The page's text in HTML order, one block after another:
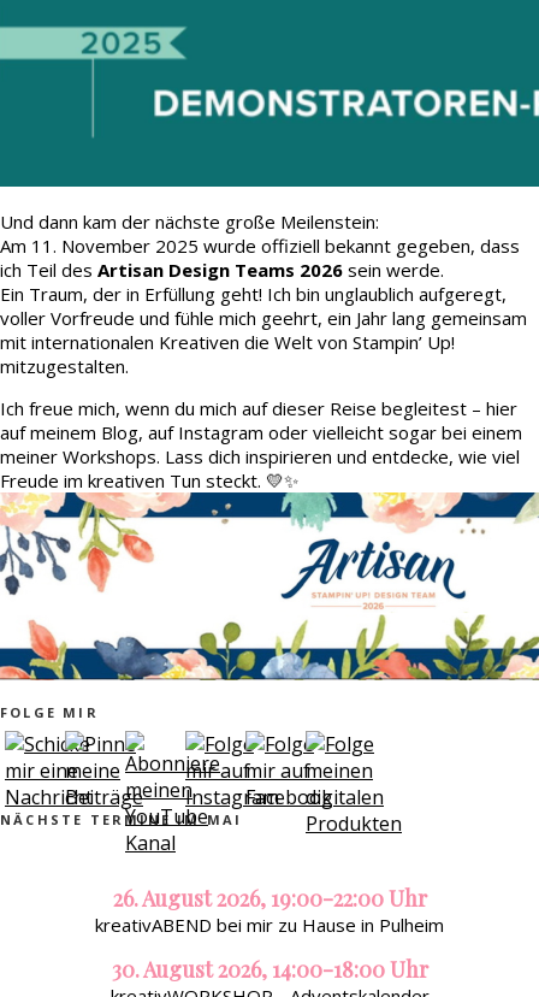
Und dann kam der nächste große Meilenstein:
Am 11. November 2025 wurde offiziell bekannt gegeben, dass
ich Teil des Artisan Design Teams 2026 sein werde.
Ein Traum, der in Erfüllung geht! Ich bin unglaublich aufgeregt,
voller Vorfreude und fühle mich geehrt, ein Jahr lang gemeinsam
mit internationalen Kreativen die Welt von Stampin’ Up!
mitzugestalten.
Ich freue mich, wenn du mich auf dieser Reise begleitest – hier
auf meinem Blog, auf Instagram oder vielleicht sogar bei einem
meiner Workshops. Lass dich inspirieren und entdecke, wie viel
Freude im kreativen Tun steckt. 💛✨
FOLGE MIR
NÄCHSTE TERMINE IM MAI
26. August 2026, 19:00-22:00 Uhr
kreativABEND bei mir zu Hause in Pulheim
30. August 2026, 14:00-18:00 Uhr